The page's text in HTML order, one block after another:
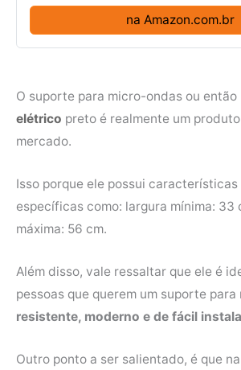
na Amazon.com.br
O suporte para micro-ondas ou então
elétrico preto é realmente um
mercado.
Isso porque ele possui
específicas como: largura mínima: 33
máxima: 56 cm.
Além disso, vale ressaltar que ele é
pessoas que querem um suporte
resistente, moderno e de fácil
Outro ponto a ser salientado, é que